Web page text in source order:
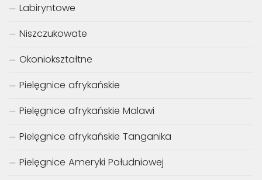
Labiryntowe
Niszczukowate
Okoniokształtne
Pielęgnice afrykańskie
Pielęgnice afrykańskie Malawi
Pielęgnice afrykańskie Tanganika
Pielęgnice Ameryki Południowej